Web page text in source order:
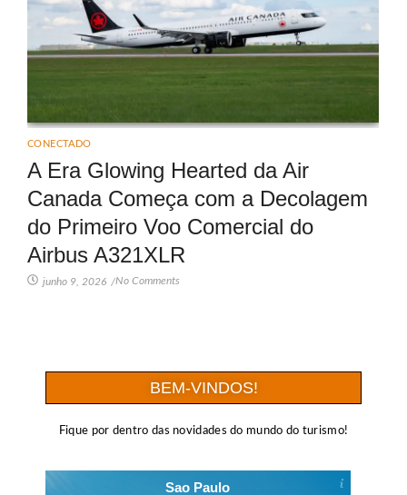
CONECTADO
A Era Glowing Hearted da Air
Canada Começa com a Decolagem
do Primeiro Voo Comercial do
Airbus A321XLR
junho 9, 2026 /No Comments
BEM-VINDOS!
Fique por dentro das novidades do mundo do turismo!
Sao Paulo